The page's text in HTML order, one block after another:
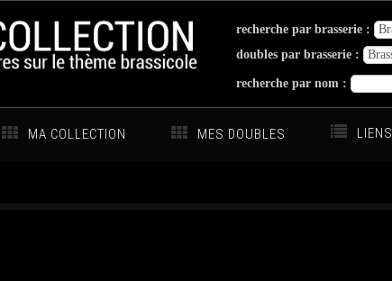
recherche par brasserie :
doubles par brasserie :
recherche par nom :
MA COLLECTION MES DOUBLES LIENS